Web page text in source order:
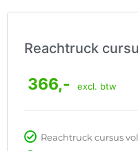
Reachtruck
366,- excl. btw
Reachtruck cursus